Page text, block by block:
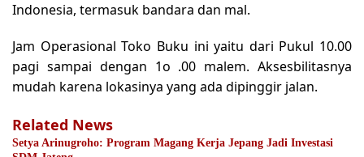
Indonesia, termasuk bandara dan mal.
Jam Operasional Toko Buku ini yaitu dari Pukul 10.00
pagi sampai dengan 1o .00 malem. Aksesbilitasnya
mudah karena lokasinya yang ada dipinggir jalan.
Related News
Setya Arinugroho: Program Magang Kerja Jepang Jadi Investasi